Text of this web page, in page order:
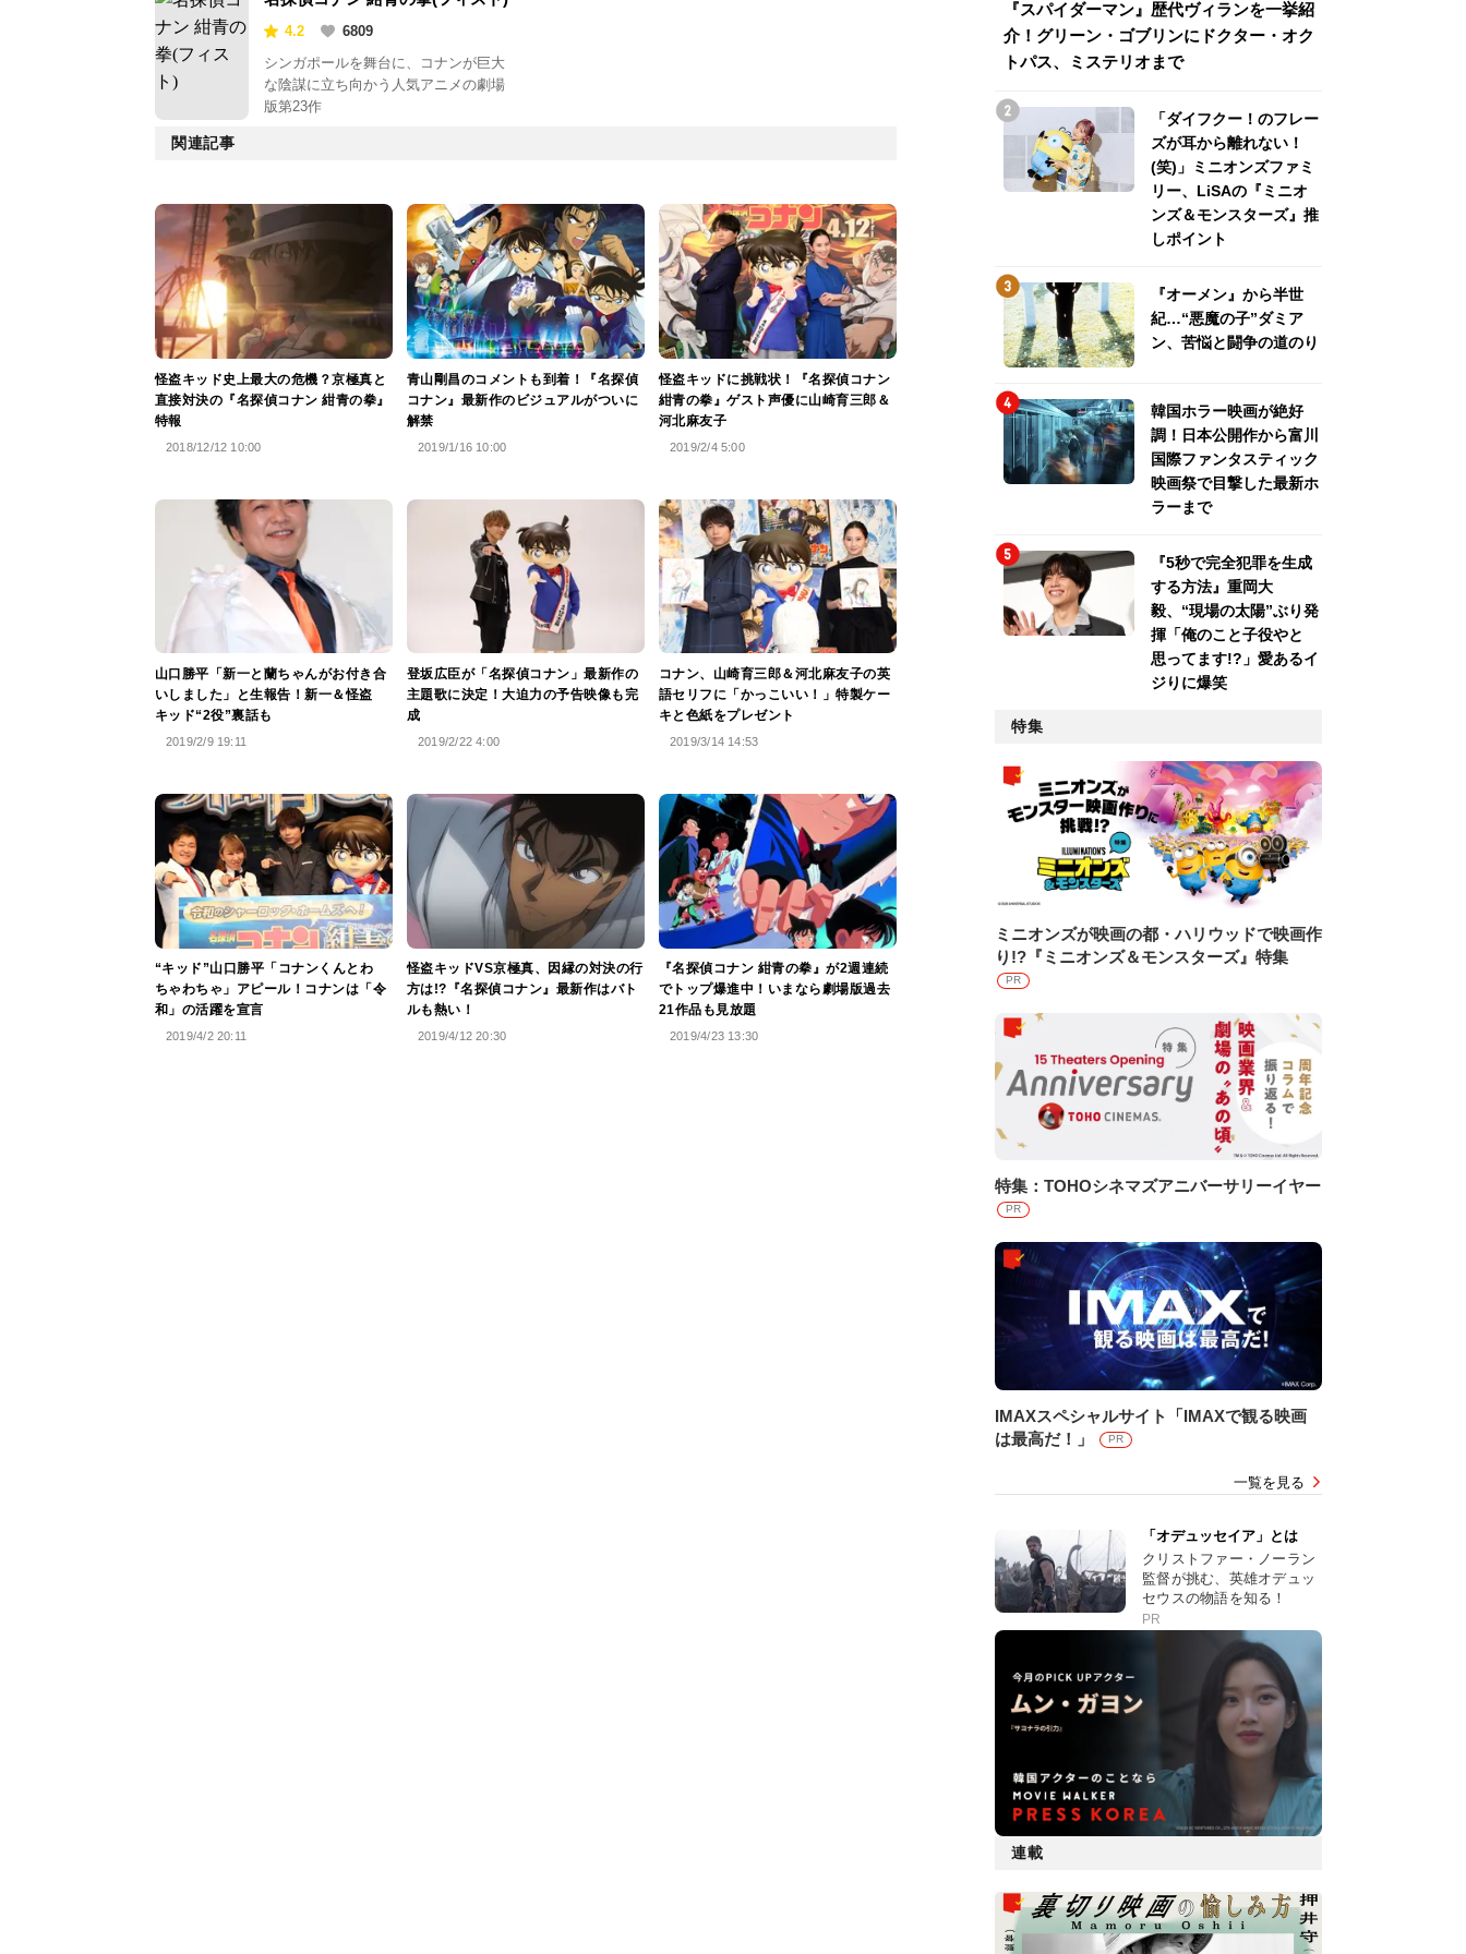
4.2
6809
シンガポールを舞台に、コナンが巨大
な陰謀に立ち向かう人気アニメの劇場
版第23作
関連記事
怪盗キッド史上最大の危機？京極真と
直接対決の『名探偵コナン 紺青の拳』
特報
2018/12/12 10:00
青山剛昌のコメントも到着！『名探偵
コナン』最新作のビジュアルがついに
解禁
2019/1/16 10:00
怪盗キッドに挑戦状！『名探偵コナン
紺青の拳』ゲスト声優に山崎育三郎＆
河北麻友子
2019/2/4 5:00
山口勝平「新一と蘭ちゃんがお付き合
いしました」と生報告！新一＆怪盗
キッド“2役”裏話も
2019/2/9 19:11
登坂広臣が「名探偵コナン」最新作の
主題歌に決定！大迫力の予告映像も完
成
2019/2/22 4:00
コナン、山崎育三郎＆河北麻友子の英
語セリフに「かっこいい！」特製ケー
キと色紙をプレゼント
2019/3/14 14:53
“キッド”山口勝平「コナンくんとわ
ちゃわちゃ」アピール！コナンは「令
和」の活躍を宣言
2019/4/2 20:11
怪盗キッドVS京極真、因縁の対決の行
方は!?『名探偵コナン』最新作はバト
ルも熱い！
2019/4/12 20:30
『名探偵コナン 紺青の拳』が2週連続
でトップ爆進中！いまなら劇場版過去
21作品も見放題
2019/4/23 13:30
『スパイダーマン』歴代ヴィランを一挙紹
介！グリーン・ゴブリンにドクター・オク
トパス、ミステリオまで
「ダイフクー！のフレー
ズが耳から離れない！
(笑)」ミニオンズファミ
リー、LiSAの『ミニオ
ンズ＆モンスターズ』推
しポイント
『オーメン』から半世
紀…“悪魔の子”ダミア
ン、苦悩と闘争の道のり
韓国ホラー映画が絶好
調！日本公開作から富川
国際ファンタスティック
映画祭で目撃した最新ホ
ラーまで
『5秒で完全犯罪を生成
する方法』重岡大
毅、“現場の太陽”ぶり発
揮「俺のこと子役やと
思ってます!?」愛あるイ
ジりに爆笑
特集
ミニオンズが映画の都・ハリウッドで映画作
り!?『ミニオンズ＆モンスターズ』特集
PR
特集：TOHOシネマズアニバーサリーイヤー
PR
IMAXスペシャルサイト「IMAXで観る映画
は最高だ！」
PR
一覧を見る
「オデュッセイア」とは
クリストファー・ノーラン
監督が挑む、英雄オデュッ
セウスの物語を知る！
PR
連載